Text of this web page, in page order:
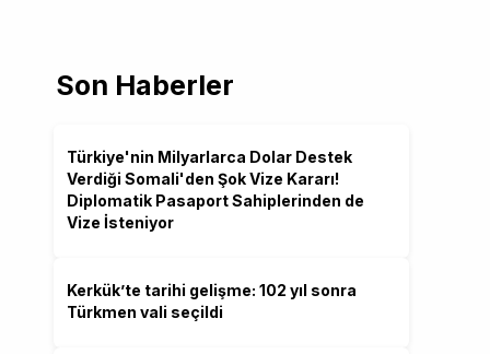
Son Haberler
Türkiye'nin Milyarlarca Dolar Destek
Verdiği Somali'den Şok Vize Kararı!
Diplomatik Pasaport Sahiplerinden de
Vize İsteniyor
Kerkük’te tarihi gelişme: 102 yıl sonra
Türkmen vali seçildi